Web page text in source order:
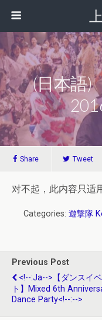
(日本語)
Share Tweet
对不起，此内容只适
Categories: 遊撃隊
Previous Post
<!--:ja-->【ダンスイ
ト】mixed 6th
Dance Party<!--:-->